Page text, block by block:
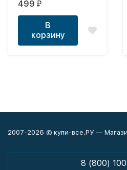
499 ₽
В
корзину
2007-2026 © купи-все.РУ —
8 (800) 100